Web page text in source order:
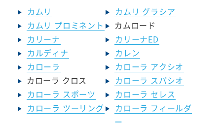
カムリ
カムリ グラシア
カムリ プロミネント
カムロード
カリーナ
カリーナED
カルディナ
カレン
カローラ
カローラ アクシオ
カローラ クロス
カローラ スパシオ
カローラ スポーツ
カローラ セレス
カローラ ツーリング
カローラ フィールダ